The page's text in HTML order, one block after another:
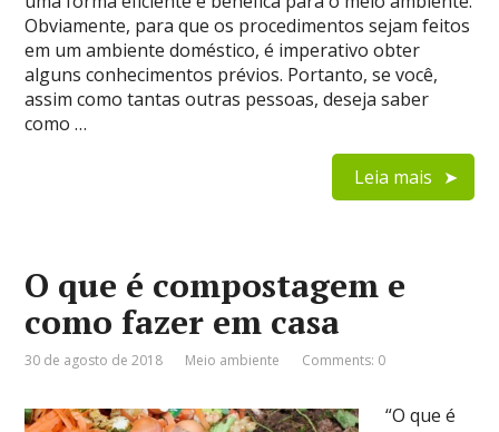
Obviamente, para que os procedimentos sejam feitos
em um ambiente doméstico, é imperativo obter
alguns conhecimentos prévios. Portanto, se você,
assim como tantas outras pessoas, deseja saber
como …
Leia mais
O que é compostagem e
como fazer em casa
30 de agosto de 2018 Meio ambiente Comments: 0
“O que é